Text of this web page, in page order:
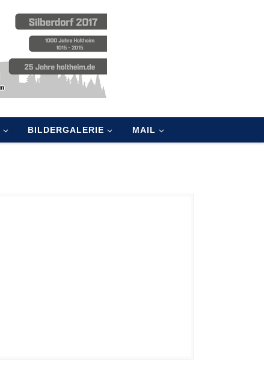
BILDERGALERIE MAIL